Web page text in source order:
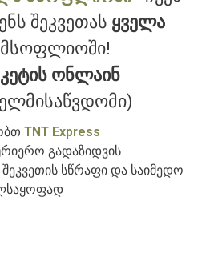
შეკვეთას ყველა
ონლაინ
TNT Express
გადაზიდვის
სწრაფი და საიმედო